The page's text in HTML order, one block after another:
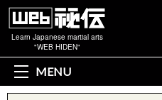
Learn Japanese martial arts
"WEB HIDEN"
MENU